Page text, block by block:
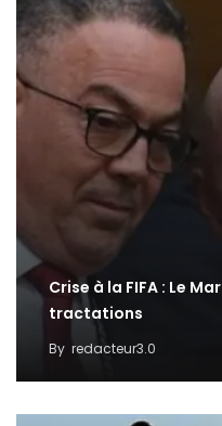
Crise à la FIFA : Le
tractations
By redacteur3.0